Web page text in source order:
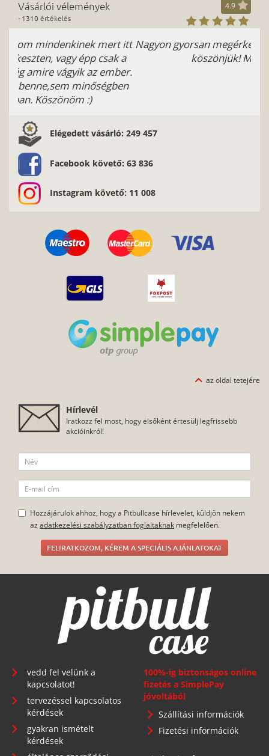
- 1310 értékelés
Nagyon gyorsan megérkezett és nekünk tetszik is:)
köszönjük! Medgyesi Zsófi
Elégedett vásárló: 249 457
Instagram követő: 11 008
az oldal tetejére
Hozzájárulok ahhoz, hogy a Pitbullcase hírlevelet, küldjön nekem
azadatkezelési szabályzatban foglaltaknakmegfelelően.
FELIRATKOZOM, KÉREM A SPECIÁLIS AJÁNLATOKAT
vedd fel velünk a
kapcsolatot!
tervezéssel kapcsolatos
gyakran ismételt
kérdések
általános szerződési
feltételek
adatkezelés
főoldal
100%-ig biztonságos online
fizetés a SimplePay
jóvoltából
Fizetési információk
Minden jog fenntartva.